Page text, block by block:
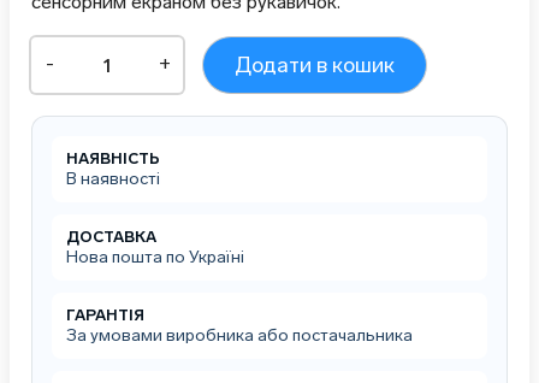
CipherLab
RK25
(AK25NZLNNEUP1)
2D
термінал
кількість
- + Додати в кошик
НАЯВНІСТЬ
В наявності
ДОСТАВКА
Нова пошта по Україні
ГАРАНТІЯ
За умовами виробника або постачальника